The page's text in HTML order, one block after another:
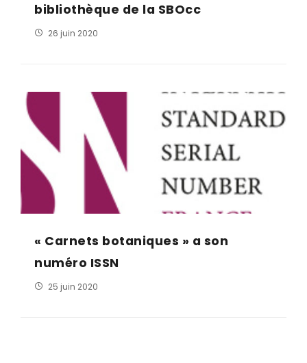
bibliothèque de la SBOcc
26 juin 2020
« Carnets botaniques » a son
numéro ISSN
25 juin 2020